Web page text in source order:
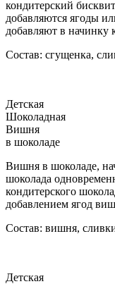
кондитерский
добавляются ягоды
добавляют в
Состав: сгущенка,
Детская
Шоколадная
Вишня
в шоколаде
Вишня в шоколаде,
шоколада
кондитерского
добавлением ягод
Состав: вишня,
Детская